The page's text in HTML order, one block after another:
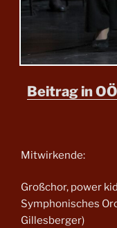
Beitrag in
Mitwirkende:
Großchor, power
Symphonisches
Gillesberger)